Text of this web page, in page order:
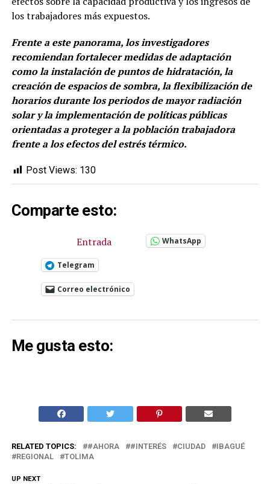
los trabajadores más expuestos.
Frente a este panorama, los investigadores
recomiendan fortalecer medidas de adaptación
como la instalación de puntos de hidratación, la
creación de espacios de sombra, la flexibilización de
horarios durante los periodos de mayor radiación
solar y la implementación de políticas públicas
orientadas a proteger a la población trabajadora
frente a los efectos del estrés térmico.
Post Views: 130
Comparte esto:
Entrada WhatsApp
Telegram
Correo electrónico
Me gusta esto:
RELATED TOPICS: #AHORA #INTERÉS CIUDAD
IBAGUÉ
REGIONAL
TOLIMA
UP NEXT